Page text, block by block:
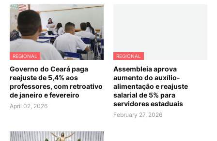
REGIONAL
Governo do Ceará paga
reajuste de 5,4% aos
professores, com retroativo
de janeiro e fevereiro
April 02, 2026
REGIONAL
Assembleia aprova
aumento do auxílio-
alimentação e reajuste
salarial de 5% para
servidores estaduais
February 27, 2026